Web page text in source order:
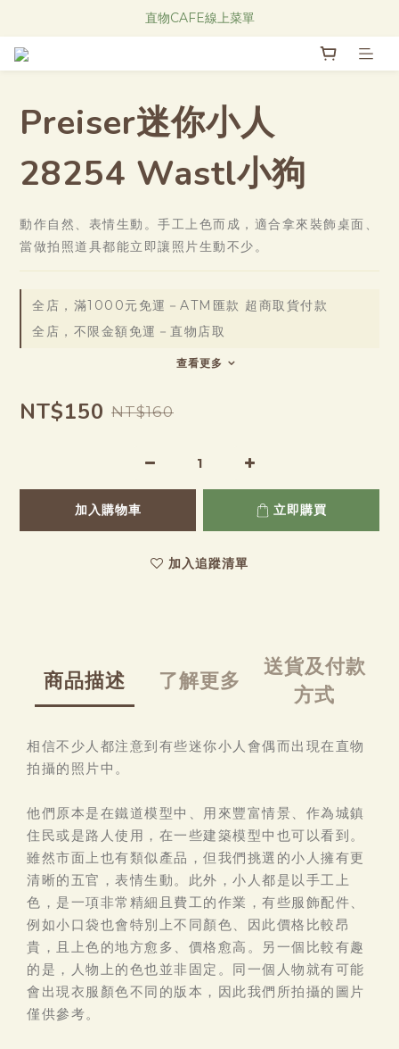
Research Notes 新品發售中！
直物CAFE線上菜單
Preiser迷你小人
28254 Wastl小狗
動作自然、表情生動。手工上色而成，適合拿來裝飾桌面、
當做拍照道具都能立即讓照片生動不少。
全店，滿1000元免運－ATM匯款 超商取貨付款
全店，不限金額免運－直物店取
查看更多
NT$150 NT$160
加入購物車 立即購買
加入追蹤清單
商品描述 了解更多
送貨及付款
方式
相信不少人都注意到有些迷你小人會偶而出現在直物
拍攝的照片中。
他們原本是在鐵道模型中、用來豐富情景、作為城鎮
住民或是路人使用，在一些建築模型中也可以看到。
雖然市面上也有類似產品，但我們挑選的小人擁有更
清晰的五官，表情生動。此外，小人都是以手工上
色，是一項非常精細且費工的作業，有些服飾配件、
例如小口袋也會特別上不同顏色、因此價格比較昂
貴，且上色的地方愈多、價格愈高。另一個比較有趣
的是，人物上的色也並非固定。同一個人物就有可能
會出現衣服顏色不同的版本，因此我們所拍攝的圖片
僅供參考。